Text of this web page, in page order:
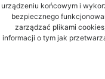
urządzeniu końcowym i
bezpiecznego
zarządzać plikami
informacji o tym jak